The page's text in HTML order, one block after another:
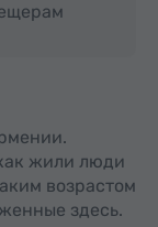
жили люди
возрастом
здесь.